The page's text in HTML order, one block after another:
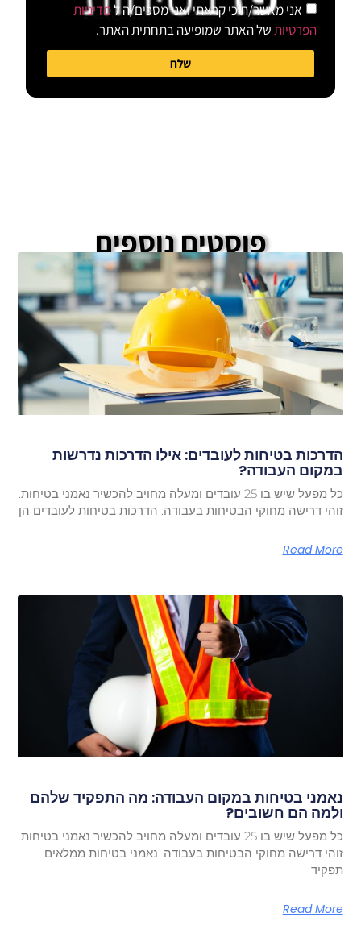
אני מאשר/ת כי קראתי ואני מסכים/ה למדיניות
הפרטיותשל האתר שמופיעה בתחתית האתר.
שלח
פוסטים נוספים
הדרכות בטיחות לעובדים: אילו הדרכות נדרשות
במקום העבודה?
כל מפעל שיש בו 25 עובדים ומעלה מחויב להכשיר נאמני בטיחות.
זוהי דרישה מחוקי הבטיחות בעבודה. הדרכות בטיחות לעובדים הן
Read More
נאמני בטיחות במקום העבודה: מה התפקיד שלהם
ולמה הם חשובים?
כל מפעל שיש בו 25 עובדים ומעלה מחויב להכשיר נאמני בטיחות.
זוהי דרישה מחוקי הבטיחות בעבודה. נאמני בטיחות ממלאים
תפקיד
Read More